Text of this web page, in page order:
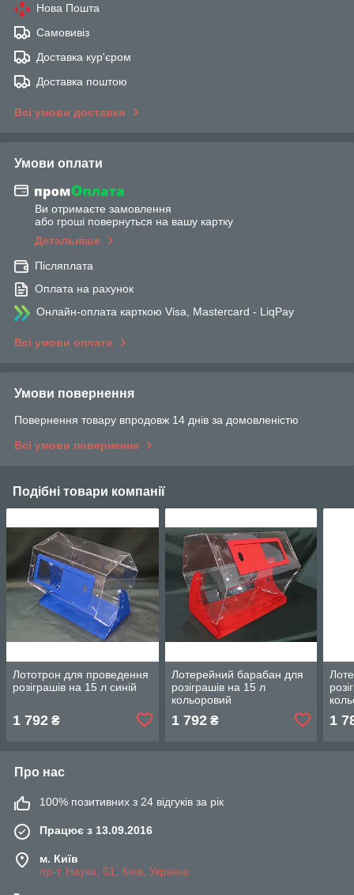
Нова Пошта
Самовивіз
Доставка кур'єром
Доставка поштою
Всі умови доставки
Умови оплати
Ви отримаєте замовлення
або гроші повернуться на вашу картку
Детальніше
Післяплата
Оплата на рахунок
Онлайн-оплата карткою Visa, Mastercard - LiqPay
Всі умови оплати
Умови повернення
Повернення товару впродовж 14 днів за домовленістю
Всі умови повернення
Подібні товари компанії
Лототрон для проведення
розіграшів на 15 л синій
1 792 ₴
Лотерейний барабан для
розіграшів на 15 л
кольоровий
1 792₴ 1
Про нас
100% позитивних з 24 відгуків за рік
Працює з 13.09.2016
м. Київ
пр-т. Науки, 61, Київ, Україна